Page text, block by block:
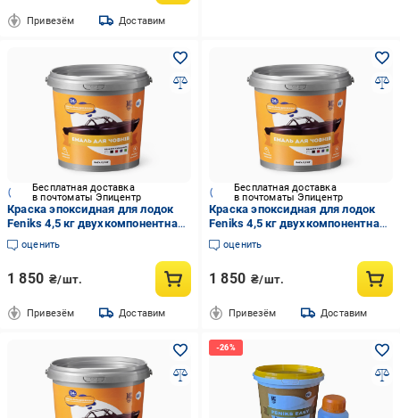
Привезём Доставим
Бесплатная доставка
в почтоматы Эпицентр
Краска эпоксидная для лодок
Feniks 4,5 кг двухкомпонентная
RAL7040 Светло-серый
оценить
1 850 ₴/шт.
Привезём Доставим
Бесплатная доставка
в почтоматы Эпицентр
Краска эпоксидная для лодок
Feniks 4,5 кг двухкомпонентная
RAL6010 Зеленый
оценить
1 850 ₴/шт.
Привезём Доставим